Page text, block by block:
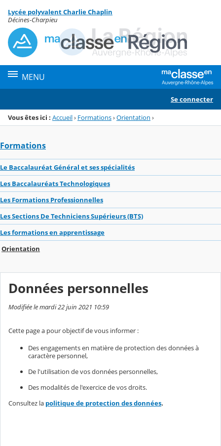
Menu de la rubrique
Contenu
Lycée polyvalent Charlie Chaplin
Décines-Charpieu
MENU
Se connecter
Vous êtes ici : Accueil› Formations›Orientation ›
Formations
Le Baccalauréat Général et ses spécialités
Les Baccalauréats Technologiques
Les Formations Professionnelles
Les Sections De Techniciens Supérieurs (BTS)
Les formations en apprentissage
Orientation
Données personnelles
Modifiée le mardi 22 juin 2021 10:59
Cette page a pour objectif de vous informer :
Des engagements en matière de protection des données à
caractère personnel,
De l'utilisation de vos données personnelles,
Des modalités de l'exercice de vos droits.
Consultez la politique de protection des données.